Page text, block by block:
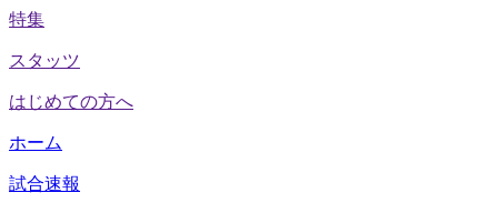
特集
スタッツ
はじめての方へ
ホーム
試合速報